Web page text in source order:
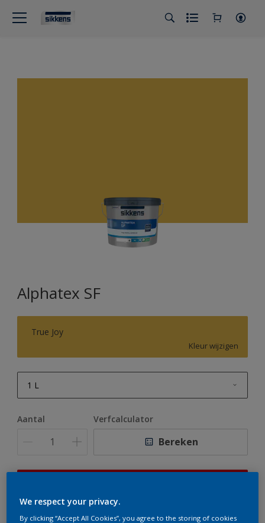
Alphatex SF
True Joy
Kleur wijzigen
1 L
10 L
Aantal Verfcalculator
Bereken
te bestellen. Houd de website in de gaten, we werken
er hard aan om de voorraad aan te vullen.
We respect your privacy.
By clicking “Accept All Cookies”, you agree to the storing of cookies